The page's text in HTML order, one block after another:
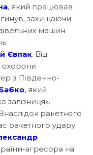
, який працював
захищаючи
машин
Євпак. Від
охорони
з Південно-
, який
залізниця».
ракетного
ракетного удару
агресора на